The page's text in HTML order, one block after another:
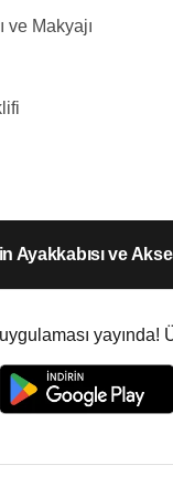
ve Makyajı
Ayakkabısı ve
yayında!